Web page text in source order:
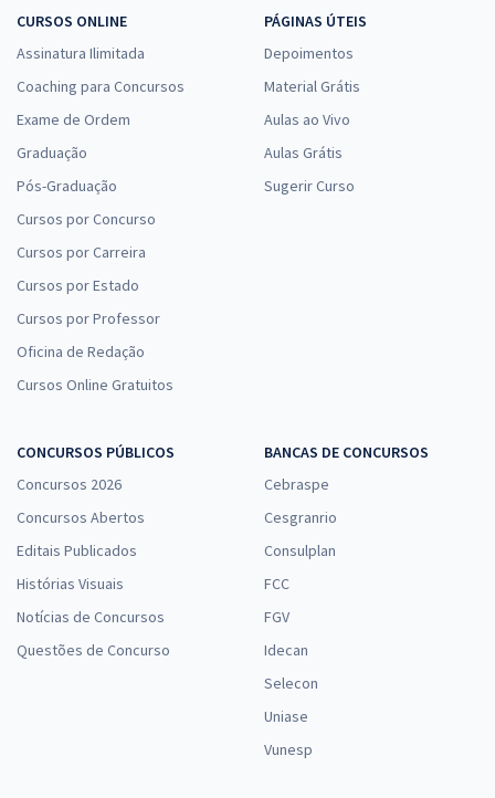
CURSOS ONLINE
Assinatura Ilimitada
Coaching para Concursos
Exame de Ordem
Graduação
Pós-Graduação
Cursos por Concurso
Cursos por Carreira
Cursos por Estado
Cursos por Professor
Oficina de Redação
Cursos Online Gratuitos
PÁGINAS ÚTEIS
Depoimentos
Material Grátis
Aulas ao Vivo
Aulas Grátis
Sugerir Curso
CONCURSOS PÚBLICOS
Concursos 2026
Concursos Abertos
Editais Publicados
Histórias Visuais
Notícias de Concursos
Questões de Concurso
BANCAS DE CONCURSOS
Cebraspe
Cesgranrio
Consulplan
FCC
FGV
Idecan
Selecon
Uniase
Vunesp